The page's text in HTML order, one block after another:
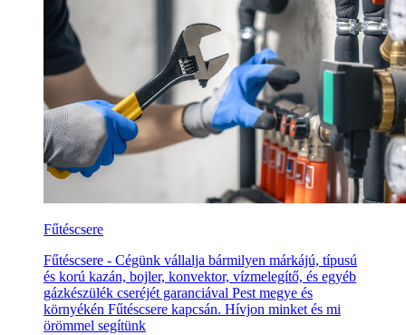
Fűtéscsere
Fűtéscsere - Cégünk vállalja bármilyen márkájú, típusú
és korú kazán, bojler, konvektor, vízmelegítő, és egyéb
gázkészülék cseréjét garanciával Pest megye és
környékén Fűtéscsere kapcsán. Hívjon minket és mi
örömmel segítünk